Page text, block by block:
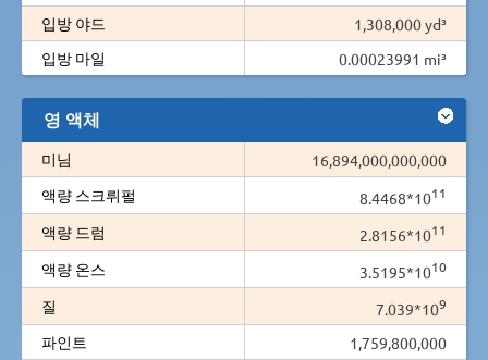
입방 야드
1,308,000 yd³
입방 마일
0.00023991 mi³
영 액체
미님
16,894,000,000,000
액량 스크뤼펄
8.4468*1011
액량 드럼 2.8156*1011
액량 온스 3.5195*1010
질 7.039*109
파인트
1,759,800,000